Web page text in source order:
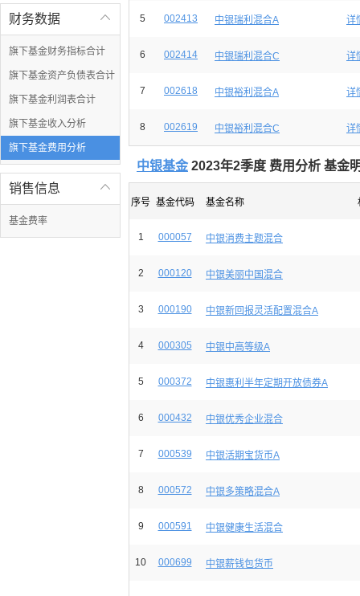

财务数据
旗下基金财务指标合计
旗下基金资产负债表合计
旗下基金利润表合计
旗下基金收入分析
旗下基金费用分析

销售信息
基金费率
5 002413 中银瑞利混合A 详
6 002414 中银瑞利混合C 详
7 002618 中银裕利混合A 详
8 002619 中银裕利混合C 详
中银基金 2023年2季度 费用分析 基金
序号 基金代码 基金名称
1 000057 中银消费主题混合
2 000120 中银美丽中国混合
3 000190 中银新回报灵活配置混合A
4 000305 中银中高等级A
5 000372 中银惠利半年定期开放债券A
6 000432 中银优秀企业混合
7 000539 中银活期宝货币A
8 000572 中银多策略混合A
9 000591 中银健康生活混合
10 000699 中银薪钱包货币